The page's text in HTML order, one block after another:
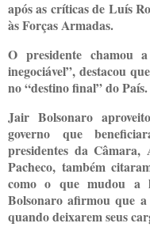
após as críticas de Luís
às Forças Armadas.
O presidente chamou
inegociável”, destacou
no “destino final” do País.
Jair Bolsonaro
governo que
presidentes da
Pacheco, também
como o que mudou a
Bolsonaro afirmou que
quando deixarem seus